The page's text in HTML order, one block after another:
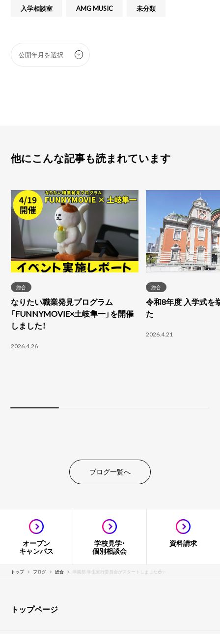
入学相談室 AMG MUSIC 未分類
他にこんな記事も読まれています
総合
なりたい職業発見プログラム
「FUNNYMOVIE×土岐隼一」を開催
しました！
2026.4.26
総合
令和8年度 入学式を
た
2026.4.21
ブログ一覧へ
オープン
キャンパス
学校見学・
個別相談会
資料請求
トップ ブログ 総合 学園祭 学生実行委員会がスタートしました🎪✨
トップページ